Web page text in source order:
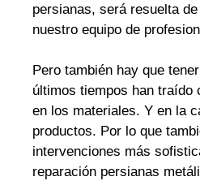
persianas, será resuelta
nuestro equipo de
Pero también hay que
últimos tiempos han traído
en los materiales. Y en la
productos. Por lo que
intervenciones más
reparación persianas